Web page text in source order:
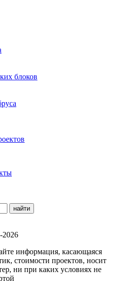
блоков
найти
информация, касающаяся
стоимости проектов, носит
ни при каких условиях не